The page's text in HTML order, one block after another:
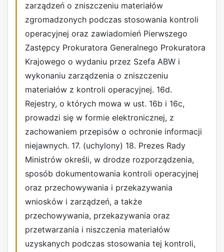
zarządzeń o zniszczeniu materiałów
zgromadzonych podczas stosowania kontroli
operacyjnej oraz zawiadomień Pierwszego
Zastępcy Prokuratora Generalnego Prokuratora
Krajowego o wydaniu przez Szefa ABW i
wykonaniu zarządzenia o zniszczeniu
materiałów z kontroli operacyjnej. 16d.
Rejestry, o których mowa w ust. 16b i 16c,
prowadzi się w formie elektronicznej, z
zachowaniem przepisów o ochronie informacji
niejawnych. 17. (uchylony) 18. Prezes Rady
Ministrów określi, w drodze rozporządzenia,
sposób dokumentowania kontroli operacyjnej
oraz przechowywania i przekazywania
wniosków i zarządzeń, a także
przechowywania, przekazywania oraz
przetwarzania i niszczenia materiałów
uzyskanych podczas stosowania tej kontroli,